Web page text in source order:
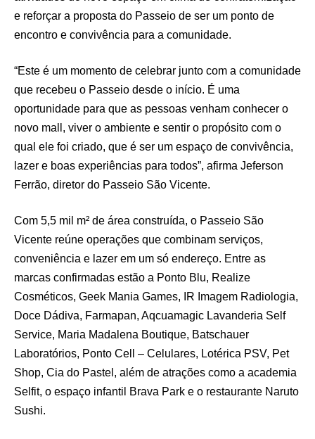
e reforçar a proposta do Passeio de ser um ponto de
encontro e convivência para a comunidade.
“Este é um momento de celebrar junto com a comunidade
que recebeu o Passeio desde o início. É uma
oportunidade para que as pessoas venham conhecer o
novo mall, viver o ambiente e sentir o propósito com o
qual ele foi criado, que é ser um espaço de convivência,
lazer e boas experiências para todos”, afirma Jeferson
Ferrão, diretor do Passeio São Vicente.
Com 5,5 mil m² de área construída, o Passeio São
Vicente reúne operações que combinam serviços,
conveniência e lazer em um só endereço. Entre as
marcas confirmadas estão a Ponto Blu, Realize
Cosméticos, Geek Mania Games, IR Imagem Radiologia,
Doce Dádiva, Farmapan, Aqcuamagic Lavanderia Self
Service, Maria Madalena Boutique, Batschauer
Laboratórios, Ponto Cell – Celulares, Lotérica PSV, Pet
Shop, Cia do Pastel, além de atrações como a academia
Selfit, o espaço infantil Brava Park e o restaurante Naruto
Sushi.